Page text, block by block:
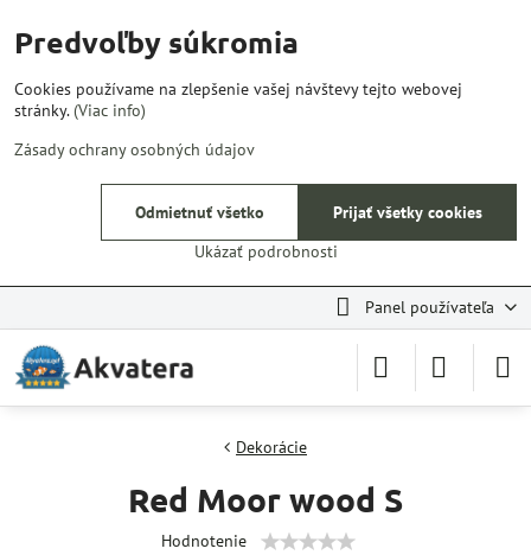
Panel používateľa
Dekorácie
Red Moor wood S
Hodnotenie
Predvoľby súkromia
Cookies používame na zlepšenie vašej návštevy tejto webovej
stránky.(Viac info)
Zásady ochrany osobných údajov
Ukázať podrobnosti
Prijať všetky cookies
Odmietnuť všetko